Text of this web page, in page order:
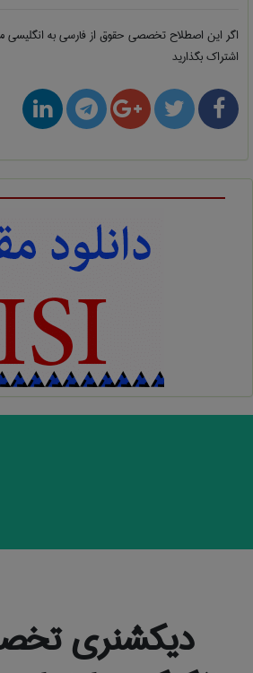
اگر این اصطلاح تخصصی حقوق از فارسی به انگلیسی
اشتراک بگذارید
دیکشنری